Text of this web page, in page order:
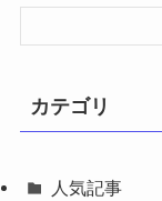
カテゴリ
人気記事